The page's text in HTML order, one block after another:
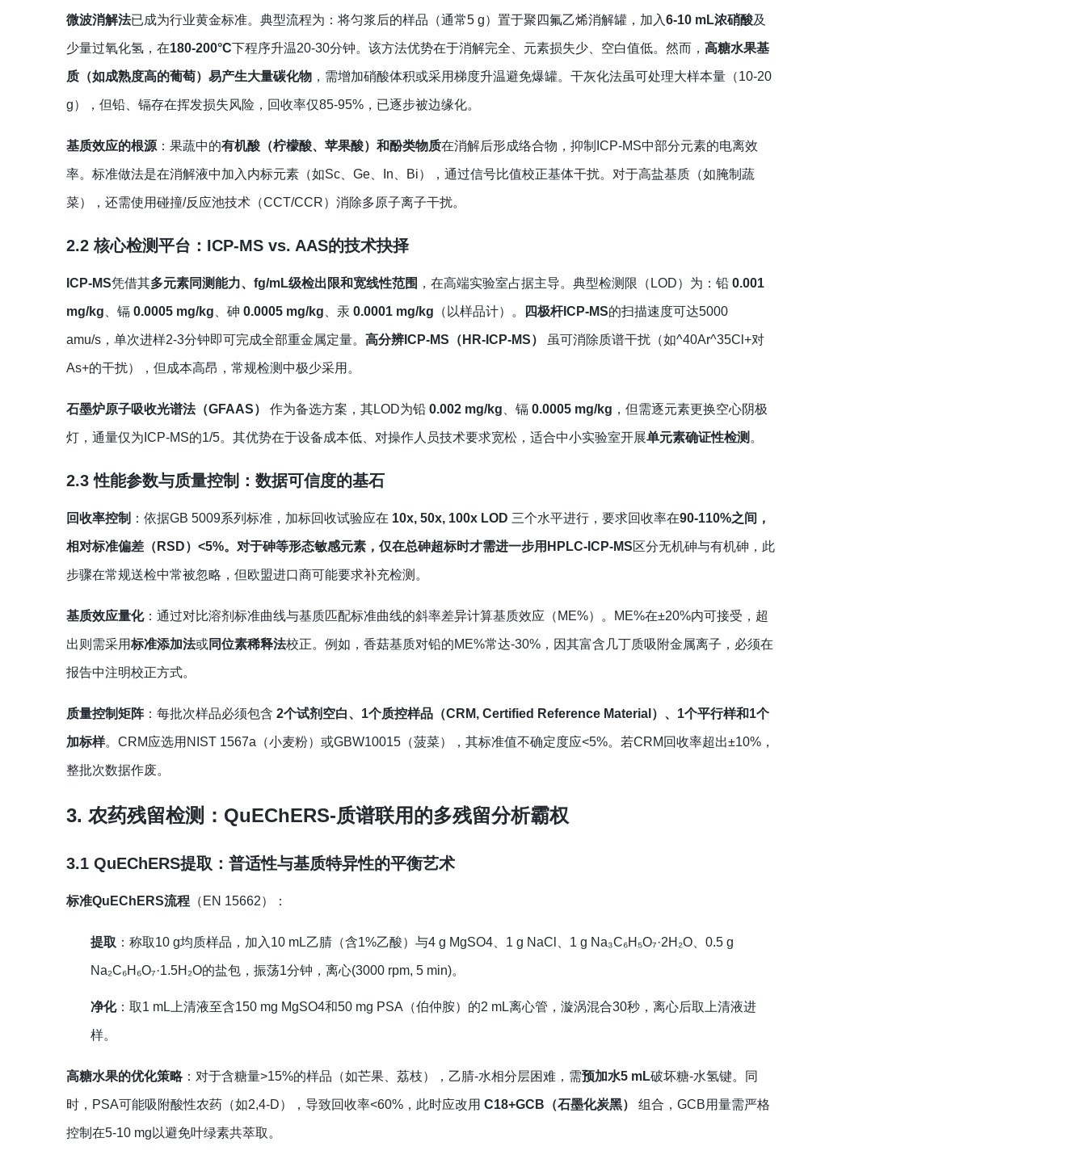
微波消解法已成为行业黄金标准。典型流程为：将匀浆后的样品（通常5 g）置于聚四氟乙烯消解罐，加入6-10 mL浓硝酸及
少量过氧化氢，在180-200°C下程序升温20-30分钟。该方法优势在于消解完全、元素损失少、空白值低。然而， 高糖水果基
质（如成熟度高的葡萄）易产生大量碳化物 ，需增加硝酸体积或采用梯度升温避免爆罐。干灰化法虽可处理大样本量（10-20
g），但铅、镉存在挥发损失风险，回收率仅85-95%，已逐步被边缘化。
基质效应的根源 ：果蔬中的有机酸（柠檬酸、苹果酸）和酚类物质在消解后形成络合物，抑制ICP-MS中部分元素的电离效
率。标准做法是在消解液中加入内标元素（如Sc、Ge、In、Bi），通过信号比值校正基体干扰。对于高盐基质（如腌制蔬
菜），还需使用碰撞/反应池技术（CCT/CCR）消除多原子离子干扰。
2.2 核心检测平台：ICP-MS vs. AAS的技术抉择
ICP-MS凭借其多元素同测能力、fg/mL级检出限和宽线性范围 ，在高端实验室占据主导。典型检测限（LOD）为：铅 0.001
mg/kg 、镉 0.0005 mg/kg 、砷 0.0005 mg/kg 、汞 0.0001 mg/kg （以样品计）。 四极杆ICP-MS的扫描速度可达5000
amu/s，单次进样2-3分钟即可完成全部重金属定量。 高分辨ICP-MS（HR-ICP-MS） ‍ 虽可消除质谱干扰（如^40Ar^35Cl+对
As+的干扰），但成本高昂，常规检测中极少采用。
石墨炉原子吸收光谱法（GFAAS） ‍ 作为备选方案，其LOD为铅 0.002 mg/kg 、镉 0.0005 mg/kg ，但需逐元素更换空心阴极
灯，通量仅为ICP-MS的1/5。其优势在于设备成本低、对操作人员技术要求宽松，适合中小实验室开展单元素确证性检测 。
2.3 性能参数与质量控制：数据可信度的基石
回收率控制 ：依据GB 5009系列标准，加标回收试验应在 10x, 50x, 100x LOD 三个水平进行，要求回收率在90-110%之间，
相对标准偏差（RSD）<5%。对于砷等形态敏感元素，仅在总砷超标时才需进一步用 HPLC-ICP-MS区分无机砷与有机砷，此
步骤在常规送检中常被忽略，但欧盟进口商可能要求补充检测。
基质效应量化：通过对比溶剂标准曲线与基质匹配标准曲线的斜率差异计算基质效应（ME%）。ME%在±20%内可接受，超
出则需采用标准添加法或同位素稀释法校正。例如，香菇基质对铅的ME%常达-30%，因其富含几丁质吸附金属离子，必须在
报告中注明校正方式。
质量控制矩阵：每批次样品必须包含 2个试剂空白、1个质控样品（CRM, Certified Reference Material）、1个平行样和1个
加标样。CRM应选用NIST 1567a（小麦粉）或GBW10015（菠菜），其标准值不确定度应<5%。若CRM回收率超出±10%，
整批次数据作废。
3. 农药残留检测：QuEChERS-质谱联用的多残留分析霸权
3.1 QuEChERS提取：普适性与基质特异性的平衡艺术
标准QuEChERS流程 （EN 15662）：
提取 ：称取10 g均质样品，加入10 mL乙腈（含1%乙酸）与4 g MgSO4、1 g NaCl、1 g Na₃C₆H₅O₇·2H₂O、0.5 g
Na₂C₆H₆O₇·1.5H₂O的盐包，振荡1分钟，离心(3000 rpm, 5 min)。
净化：取1 mL上清液至含150 mg MgSO4和50 mg PSA（伯仲胺）的2 mL离心管，漩涡混合30秒，离心后取上清液进
样。
高糖水果的优化策略：对于含糖量>15%的样品（如芒果、荔枝），乙腈-水相分层困难，需预加水5 mL破坏糖-水氢键。同
时，PSA可能吸附酸性农药（如2,4-D），导致回收率<60%，此时应改用 C18+GCB（石墨化炭黑） ‍ 组合，GCB用量需严格
控制在5-10 mg以避免叶绿素共萃取。